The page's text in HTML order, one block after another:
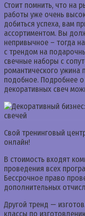
Стоит помнить, что на
работы уже очень
добиться успеха, вам
ассортиментом. Вы
непривычное – тогда
с трендом на
свечные наборы с
романтического
подобное. Подробнее о
декоративных свеч
Свой тренинговый
онлайн!
В стоимость входят
проведения всех
Бессрочное право
дополнительных
Другой тренд —
классы по